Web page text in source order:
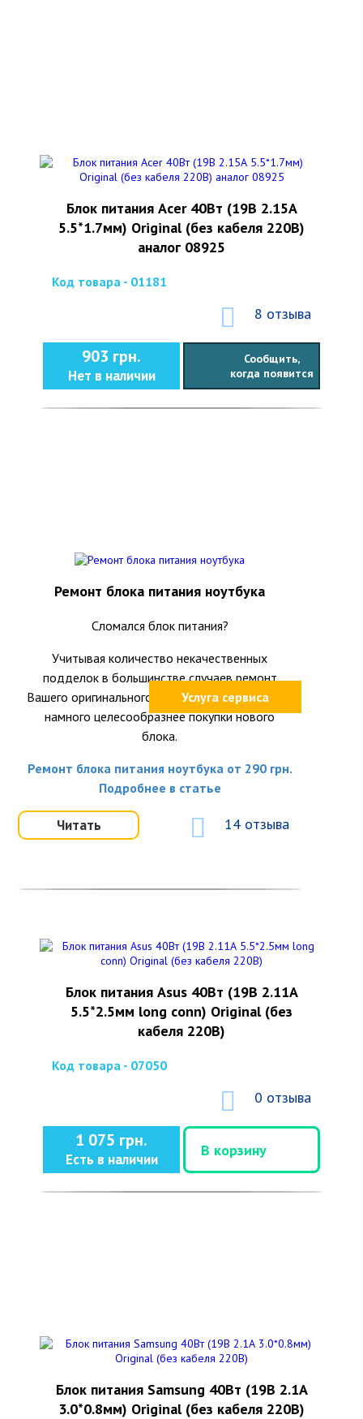
Блок питания Acer 40Вт (19В 2.15А
5.5*1.7мм) Original (без кабеля 220В)
аналог 08925
Код товара - 01181
8 отзыва
903 грн.
Нет в наличии
Сообщить,
когда появится
Услуга сервиса
Ремонт блока питания ноутбука
Сломался блок питания?
Учитывая количество некачественных
подделок в большинстве случаев ремонт
Вашего оригинального блока питания окажется
намного целесообразнее покупки нового
блока.
Ремонт блока питания ноутбука от 290 грн.
Подробнее в статье
Читать 14 отзыва
Блок питания Asus 40Вт (19В 2.11А
5.5*2.5мм long conn) Original (без
кабеля 220В)
Код товара - 07050
0 отзыва
1 075 грн.
Есть в наличии
В корзину
Блок питания Samsung 40Вт (19В 2.1А
3.0*0.8мм) Original (без кабеля 220В)